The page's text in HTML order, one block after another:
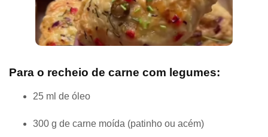
Para o recheio de carne com legumes:
25 ml de óleo
300 g de carne moída (patinho ou acém)